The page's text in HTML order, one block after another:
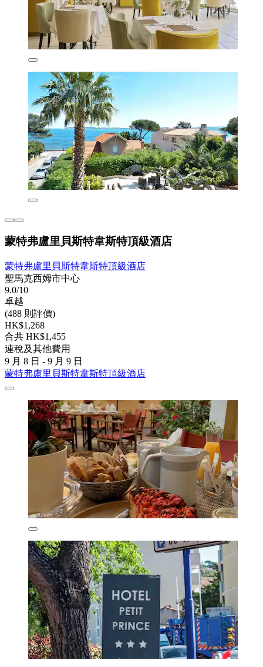
蒙特弗盧里貝斯特韋斯特頂級酒店
蒙特弗盧里貝斯特韋斯特頂級酒店
聖馬克西姆市中心
9.0/10
卓越
(488 則評價)
HK$1,268
合共 HK$1,455
連稅及其他費用
9 月 8 日 - 9 月 9 日
蒙特弗盧里貝斯特韋斯特頂級酒店